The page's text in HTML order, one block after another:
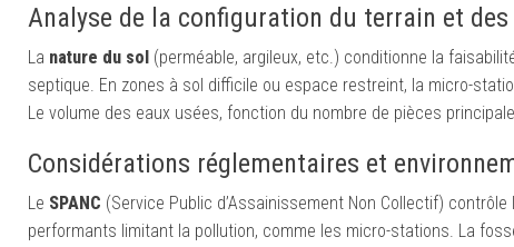
Analyse de la configuration du terrain et des
La nature du sol (perméable, argileux, etc.) conditionne la
septique. En zones à sol difficile ou espace restreint, la micro-
Le volume des eaux usées, fonction du nombre de pièces
Considérations réglementaires et
Le SPANC (Service Public d’Assainissement Non Collectif)
performants limitant la pollution, comme les micro-stations. La